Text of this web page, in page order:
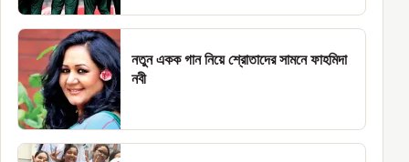
নতুন একক গান নিয়ে শ্রোতাদের সামনে ফাহমিদা
নবী